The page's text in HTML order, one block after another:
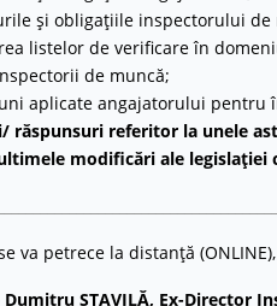
și obligațiile inspectorului de
listelor de verificare în
de muncă;
aplicate angajatorului pentru
răspunsuri referitor la unele
modificări ale legislației
va petrece la distanță
STAVILĂ, Ex-Director